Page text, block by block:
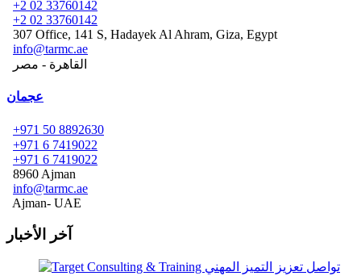
+2 02 33760142
+2 02 33760142
307 Office, 141 S, Hadayek Al Ahram, Giza, Egypt
info@tarmc.ae
القاهرة - مصر
عجمان
+971 50 8892630
+971 6 7419022
+971 6 7419022
8960 Ajman
info@tarmc.ae
Ajman- UAE
آخر الأخبار